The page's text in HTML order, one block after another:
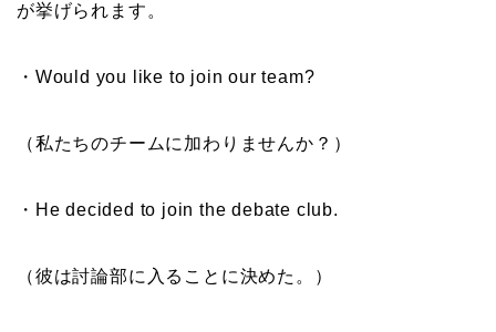
が挙げられます。
・Would you like to join our team?
（私たちのチームに加わりませんか？）
・He decided to join the debate club.
（彼は討論部に入ることに決めた。）